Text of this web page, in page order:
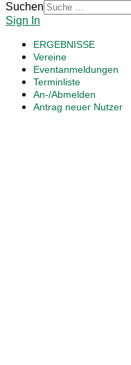
Suchen
Sign In
ERGEBNISSE
Vereine
Eventanmeldungen
Terminliste
An-/Abmelden
Antrag neuer Nutzer